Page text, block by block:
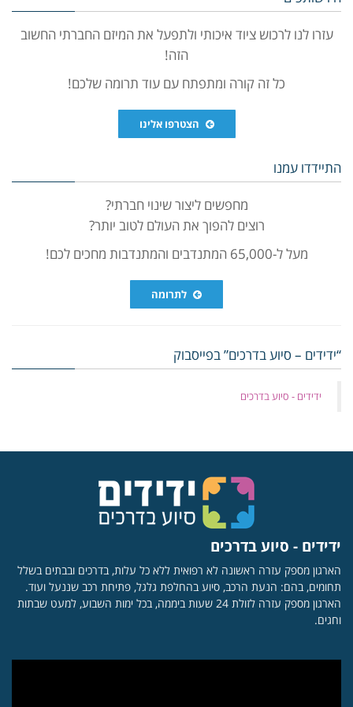
עזרו לנו לרכוש ציוד איכותי ולתפעל את המיזם החברתי החשוב
הזה!
כל זה קורה ומתפתח עם עוד תרומה שלכם!
הצטרפו אלינו
התיידדו עמנו
מחפשים ליצור שינוי חברתי?
רוצים להפוך את העולם לטוב יותר?
מעל ל-65,000 המתנדבים והמתנדבות מחכים לכם!
לתרומה
“ידידים – סיוע בדרכים” בפייסבוק
‏ידידים - סיוע בדרכים
ידידים - סיוע בדרכים
הארגון מספק עזרה ראשונה לא רפואית ללא כל עלות, בדרכים ובבתים בשלל
תחומים, בהם: הנעת הרכב, סיוע בהחלפת גלגל, פתיחת רכב שננעל ועוד.
הארגון מספק עזרה לזולת 24 שעות ביממה, בכל ימות השבוע, למעט שבתות
וחגים.